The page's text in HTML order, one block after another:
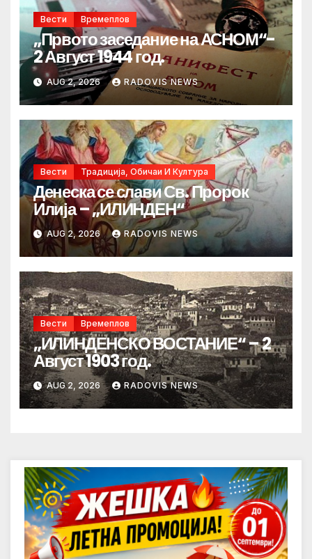
Вести Времеплов
„Првото заседание на АСНОМ“-
2 Август 1944 год.
AUG 2, 2026 RADOVIS NEWS
Вести Традиција, Обичаи И Култура
Денеска се слави Св. Пророк
Илија – „ИЛИНДЕН“
AUG 2, 2026 RADOVIS NEWS
Вести Времеплов
„ИЛИНДЕНСКО ВОСТАНИЕ“ – 2
Август 1903 год.
AUG 2, 2026 RADOVIS NEWS